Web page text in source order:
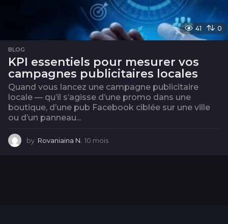
41 0
BLOG
KPI essentiels pour mesurer vos
campagnes publicitaires locales
Quand vous lancez une campagne publicitaire
locale — qu’il s’agisse d’une promo dans une
boutique, d’une pub Facebook ciblée sur une ville
ou d’un panneau...
by Rovaniaina N. 10 mois